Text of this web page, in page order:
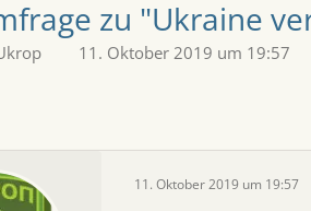
zu "Ukraine
11. Oktober 2019 um 19:57
11. Oktober 2019 um 19:57